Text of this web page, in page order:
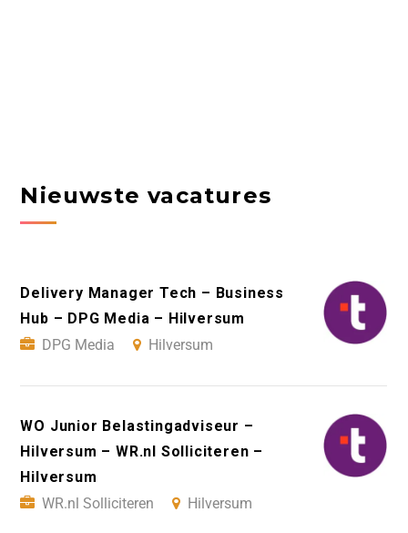
Nieuwste vacatures
Delivery Manager Tech – Business
Hub – DPG Media – Hilversum
DPG Media
Hilversum
WO Junior Belastingadviseur –
Hilversum – WR.nl Solliciteren –
Hilversum
WR.nl Solliciteren
Hilversum